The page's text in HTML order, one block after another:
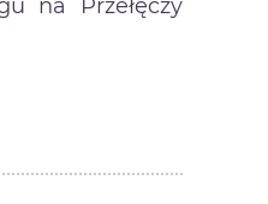
na Przełęczy